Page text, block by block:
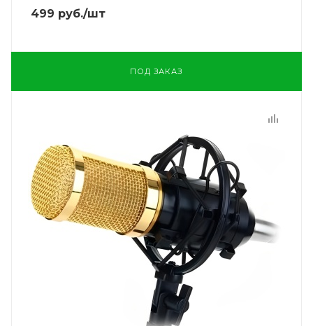
499 руб./шт
ПОД ЗАКАЗ